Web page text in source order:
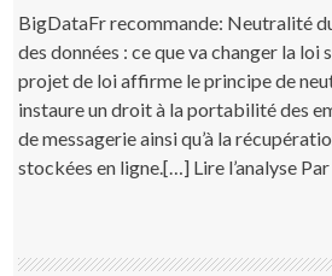
BigDataFr recommande: Neutralité
des données : ce que va changer la loi
projet de loi affirme le principe de
instaure un droit à la portabilité des
de messagerie ainsi qu’à la
stockées en ligne.[…] Lire l’analyse